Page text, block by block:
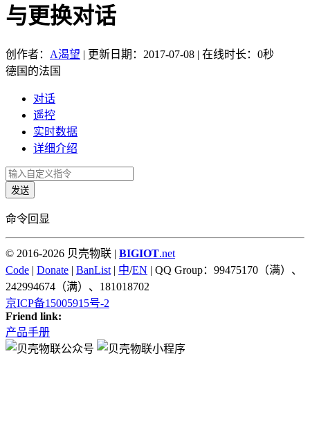
与更换对话
创作者： A渴望 | 更新日期：2017-07-08 | 在线时长：0秒
德国的法国
对话
遥控
实时数据
详细介绍
发送
命令回显
© 2016-2026 贝壳物联 | BIGIOT.net
Code | Donate | BanList | 中/EN | QQ Group：99475170（满）、
242994674（满）、181018702
京ICP备15005915号-2
Friend link:
产品手册